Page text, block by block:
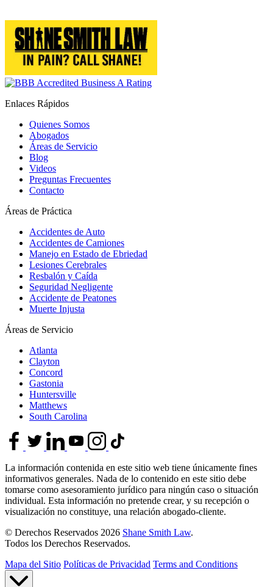
Enlaces Rápidos
Quienes Somos
Abogados
Áreas de Servicio
Blog
Videos
Preguntas Frecuentes
Contacto
Áreas de Práctica
Accidentes de Auto
Accidentes de Camiones
Manejo en Estado de Ebriedad
Lesiones Cerebrales
Resbalón y Caída
Seguridad Negligente
Accidente de Peatones
Muerte Injusta
Áreas de Servicio
Atlanta
Clayton
Concord
Gastonia
Huntersville
Matthews
South Carolina
La información contenida en este sitio web tiene únicamente fines
informativos generales. Nada de lo contenido en este sitio debe
tomarse como asesoramiento jurídico para ningún caso o situación
individual. Esta información no pretende crear, y su recepción o
visualización no constituye, una relación abogado-cliente.
© Derechos Reservados 2026 Shane Smith Law.
Todos los Derechos Reservados.
Mapa del Sitio Políticas de Privacidad Terms and Conditions